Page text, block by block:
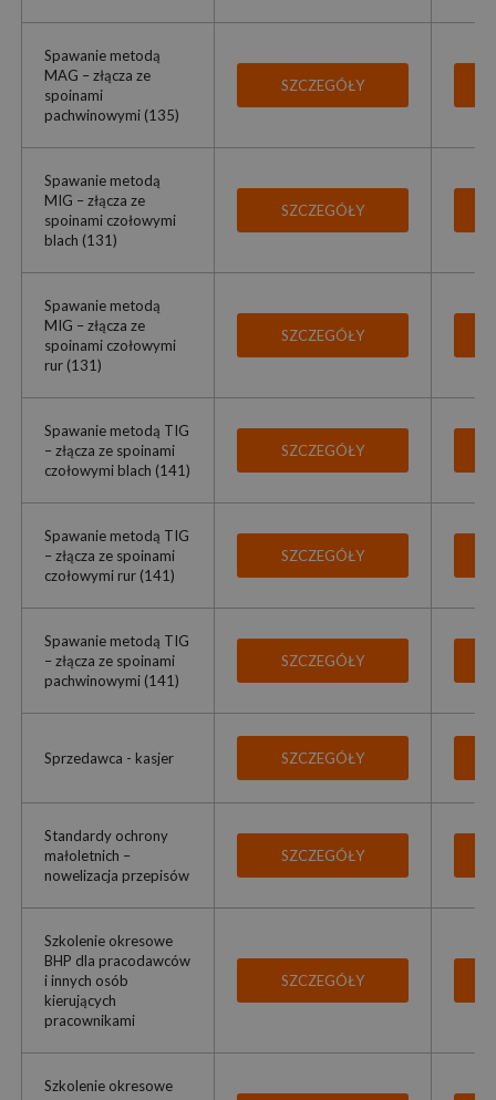
Spawanie metodą
MAG – złącza ze
spoinami
pachwinowymi (135)
SZCZEGÓŁY
Spawanie metodą
MIG – złącza ze
spoinami czołowymi
blach (131)
SZCZEGÓŁY
Spawanie metodą
MIG – złącza ze
spoinami czołowymi
rur (131)
SZCZEGÓŁY
Spawanie metodą TIG
– złącza ze spoinami
czołowymi blach (141)
SZCZEGÓŁY
Spawanie metodą TIG
– złącza ze spoinami
czołowymi rur (141)
SZCZEGÓŁY
Spawanie metodą TIG
– złącza ze spoinami
pachwinowymi (141)
SZCZEGÓŁY
Sprzedawca - kasjer SZCZEGÓŁY
Standardy ochrony
małoletnich –
nowelizacja przepisów
SZCZEGÓŁY
Szkolenie okresowe
BHP dla pracodawców
i innych osób
kierujących
pracownikami
SZCZEGÓŁY
Szkolenie okresowe